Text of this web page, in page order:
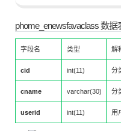
phome_enewsfavaclass 数
字段名 类型 解
cid int(11) 分
cname varchar(30) 分
userid int(11) 用